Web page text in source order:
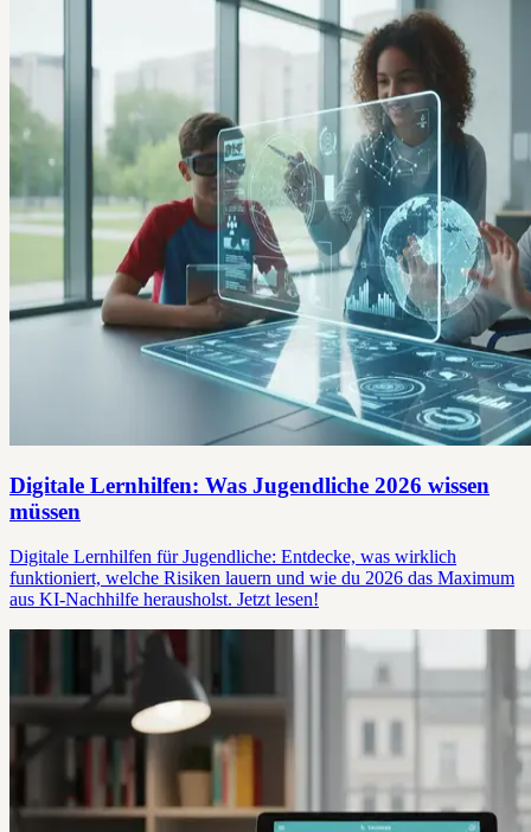
Digitale Lernhilfen: Was Jugendliche 2026 wissen
müssen
Digitale Lernhilfen für Jugendliche: Entdecke, was wirklich
funktioniert, welche Risiken lauern und wie du 2026 das Maximum
aus KI-Nachhilfe herausholst. Jetzt lesen!